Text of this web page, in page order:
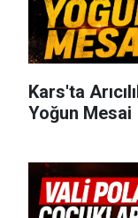
Kars'ta
Yoğun Mesai